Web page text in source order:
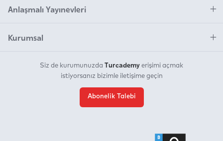
Anlaşmalı Yayınevleri
Kurumsal
Siz de kurumunuzda Turcademy erişimi açmak
istiyorsanız bizimle iletişime geçin
Abonelik Talebi